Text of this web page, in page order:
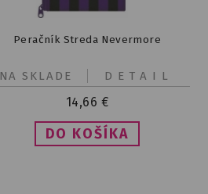
Peračník Streda Nevermore
14,66 €
DETAIL
NA SKLADE